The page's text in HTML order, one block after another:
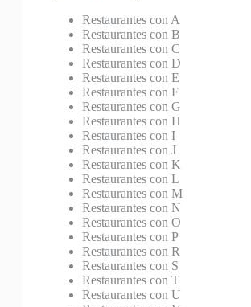
Restaurantes con A
Restaurantes con B
Restaurantes con C
Restaurantes con D
Restaurantes con E
Restaurantes con F
Restaurantes con G
Restaurantes con H
Restaurantes con I
Restaurantes con J
Restaurantes con K
Restaurantes con L
Restaurantes con M
Restaurantes con N
Restaurantes con O
Restaurantes con P
Restaurantes con R
Restaurantes con S
Restaurantes con T
Restaurantes con U